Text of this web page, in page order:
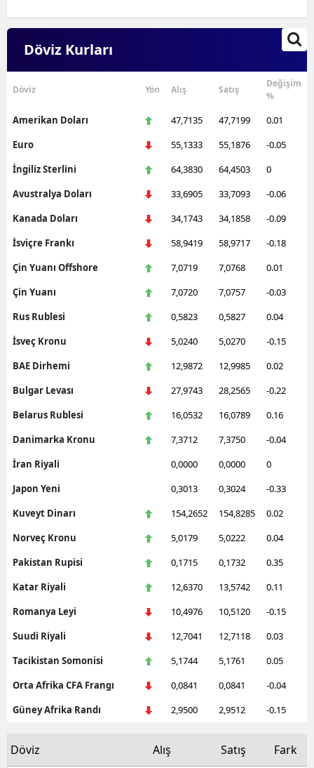
Döviz Kurları
Döviz Yön Alış Satış
Değişim
%
Amerikan Doları 47,7135 47,7199
0.01
Euro
55,1333 55,1876
-0.05
İngiliz Sterlini
64,3830 64,4503
0
Avustralya Doları
33,6905 33,7093
-0.06
Kanada Doları
34,1743 34,1858
-0.09
İsviçre Frankı
58,9419 58,9717
-0.18
Çin Yuanı Offshore
7,0719 7,0768
0.01
Çin Yuanı
7,0720 7,0757
-0.03
Rus Rublesi
0,5823 0,5827
0.04
İsveç Kronu
5,0240 5,0270
-0.15
BAE Dirhemi
12,9872 12,9985
0.02
Bulgar Levası
27,9743 28,2565
-0.22
Belarus Rublesi
16,0532 16,0789
0.16
Danimarka Kronu
7,3712 7,3750
-0.04
İran Riyali
0,0000 0,0000
0
Japon Yeni
0,3013 0,3024
-0.33
Kuveyt Dinarı
154,2652 154,8285
0.02
Norveç Kronu
5,0179 5,0222
0.04
Pakistan Rupisi
0,1715 0,1732
0.35
Katar Riyali
12,6370 13,5742
0.11
Romanya Leyi
10,4976 10,5120
-0.15
Suudi Riyali
12,7041 12,7118
0.03
Tacikistan Somonisi
5,1744 5,1761
0.05
Orta Afrika CFA Frangı
0,0841 0,0841
-0.04
Güney Afrika Randı
2,9500 2,9512 -0.15
Döviz Alış Satış Fark